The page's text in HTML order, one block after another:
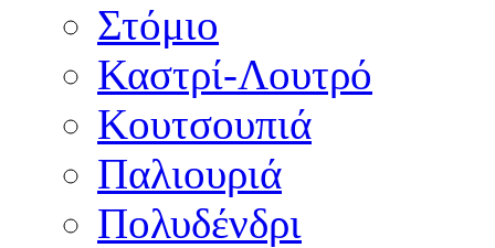
Στόμιο
Καστρί-Λουτρό
Κουτσουπιά
Παλιουριά
Πολυδένδρι